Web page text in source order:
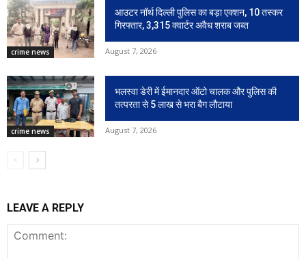
crime news
आउटर नॉर्थ दिल्ली पुलिस का बड़ा एक्शन, 10 तस्कर
गिरफ्तार, 3,315 क्वार्टर अवैध शराब जब्त
August 7, 2026
crime news
भलस्वा डेरी में ईमानदार ऑटो चालक और पुलिस की
तत्परता से 5 लाख से भरा बैग लौटाया
August 7, 2026
LEAVE A REPLY